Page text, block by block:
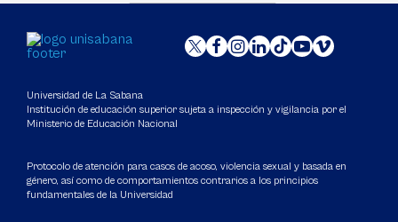
Universidad de La Sabana
Institución de educación superior sujeta a inspección y vigilancia por el
Ministerio de Educación Nacional
Protocolo de atención para casos de acoso, violencia sexual y basada en
género, así como de comportamientos contrarios a los principios
fundamentales de la Universidad